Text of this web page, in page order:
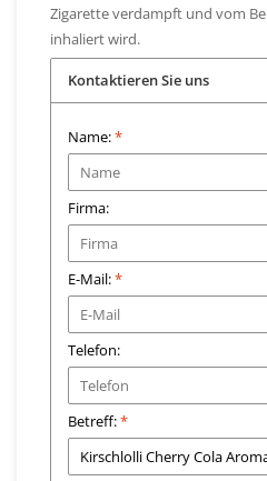
Zigarette verdampft und vom
inhaliert wird.
Kontaktieren Sie uns
Name:*
Firma:
E-Mail:*
Telefon:
Betreff:*